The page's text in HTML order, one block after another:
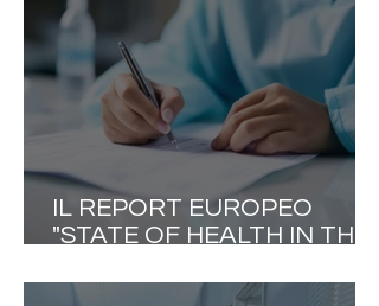
CURA AI PAZIENTI»
IL REPORT EUROPEO
"STATE OF HEALTH IN THE
FRONTE AGLI EVIDENTI